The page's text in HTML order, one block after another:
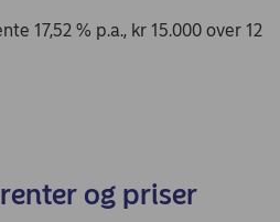
17,52 % p.a., kr 15.000 over 12
og priser